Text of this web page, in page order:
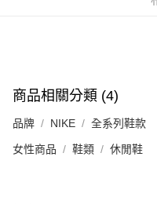
商品相關分類 (4)
品牌 NIKE 全系列鞋款
女性商品 鞋類 休閒鞋